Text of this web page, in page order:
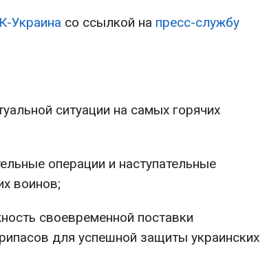
Украина со ссылкой на пресс-службу
ситуации на самых горячих
операции и наступательные
воинов;
своевременной поставки
для успешной защиты украинских